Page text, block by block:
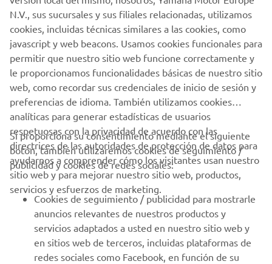
1/9
SITIO WEB OFICIAL DE PACIFIC CRAFT
CORPORATIVO
PROFESIONALES
MÁS YAMAHA
AYUDA
N.V., sus sucursales y sus filiales relacionadas, utilizamos
cookies, incluidas técnicas similares a las cookies, como
javascript y web beacons. Usamos cookies funcionales para
permitir que nuestro sitio web funcione correctamente y
le proporcionamos funcionalidades básicas de nuestro sitio
web, como recordar sus credenciales de inicio de sesión y
preferencias de idioma. También utilizamos cookies
analíticas para generar estadísticas de usuarios
respetuosas con la privacidad de acuerdo con las
directrices de las autoridades de protección de datos para
ayudarnos a comprender cómo los visitantes usan nuestro
sitio web y para mejorar nuestro sitio web, productos,
servicios y esfuerzos de marketing.
Si proporciona su consentimiento mediante el siguiente
botón, también utilizaremos cookies de seguimiento /
publicidad y cookies de redes sociales:
Cookies de seguimiento / publicidad para mostrarle
anuncios relevantes de nuestros productos y
servicios adaptados a usted en nuestro sitio web y
en sitios web de terceros, incluidas plataformas de
redes sociales como Facebook, en función de su